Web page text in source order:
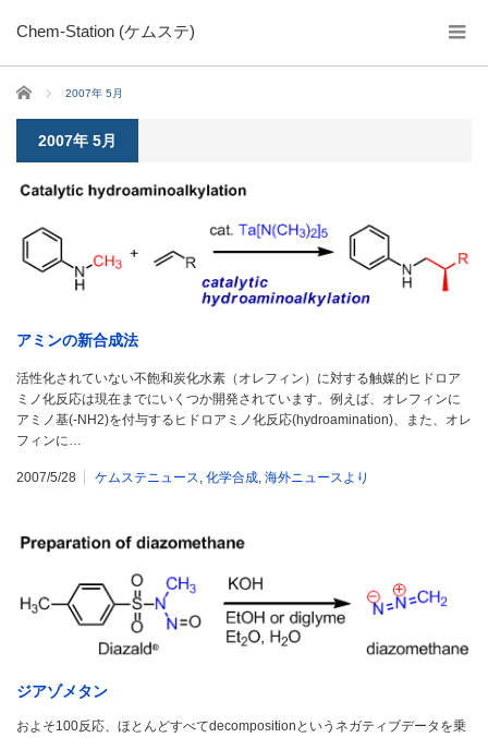
Chem-Station (ケムステ)
ホーム 2007年 5月
2007年 5月
アミンの新合成法
活性化されていない不飽和炭化水素（オレフィン）に対する触媒的ヒドロア
ミノ化反応は現在までにいくつか開発されています。例えば、オレフィンに
アミノ基(-NH2)を付与するヒドロアミノ化反応(hydroamination)、また、オレ
フィンに…
2007/5/28 ケムステニュース, 化学合成, 海外ニュースより
ジアゾメタン
およそ100反応、ほとんどすべてdecompositionというネガティブデータを乗